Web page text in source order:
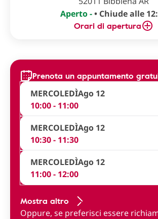
Aperto -• Chiude alle
Orari di apertura
Prenota un appuntamento
MERCOLEDÌAgo 12
10:00 - 11:00
MERCOLEDÌAgo 12
10:30 - 11:30
MERCOLEDÌAgo 12
11:00 - 12:00
Mostra altro
Oppure, se preferisci essere